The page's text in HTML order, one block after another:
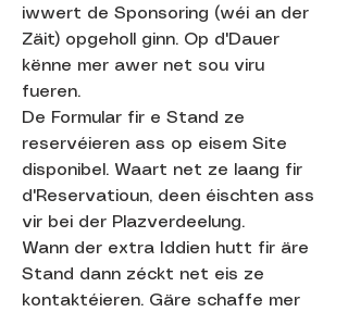
iwwert de Sponsoring (wéi an der
Zäit) opgeholl ginn. Op d'Dauer
kënne mer awer net sou viru
fueren.
De Formular fir e Stand ze
reservéieren ass op eisem Site
disponibel. Waart net ze laang fir
d'Reservatioun, deen éischten ass
vir bei der Plazverdeelung.
Wann der extra Iddien hutt fir äre
Stand dann zéckt net eis ze
kontaktéieren. Gäre schaffe mer